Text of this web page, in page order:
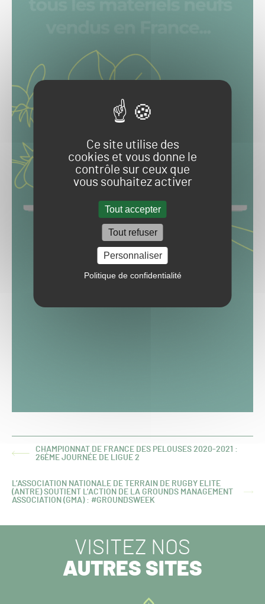
Ce site utilise des
cookies et vous donne le
contrôle sur ceux que
vous souhaitez activer
Tout accepter
Tout refuser
Personnaliser
Politique de confidentialité
ARTICLE
CHAMPIONNAT DE FRANCE DES PELOUSES 2020-2021 :
26ÈME JOURNÉE DE LIGUE 2
ARTICLE
SUIVANT :
L’ASSOCIATION NATIONALE DE TERRAIN DE RUGBY ELITE
(ANTRE) SOUTIENT L’ACTION DE LA GROUNDS MANAGEMENT
ASSOCIATION (GMA) : #GROUNDSWEEK
VISITEZ NOS
AUTRES SITES